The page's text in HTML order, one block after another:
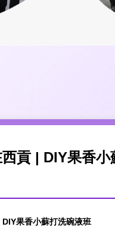
貢 | DIY果香小
果香小蘇打洗碗液班